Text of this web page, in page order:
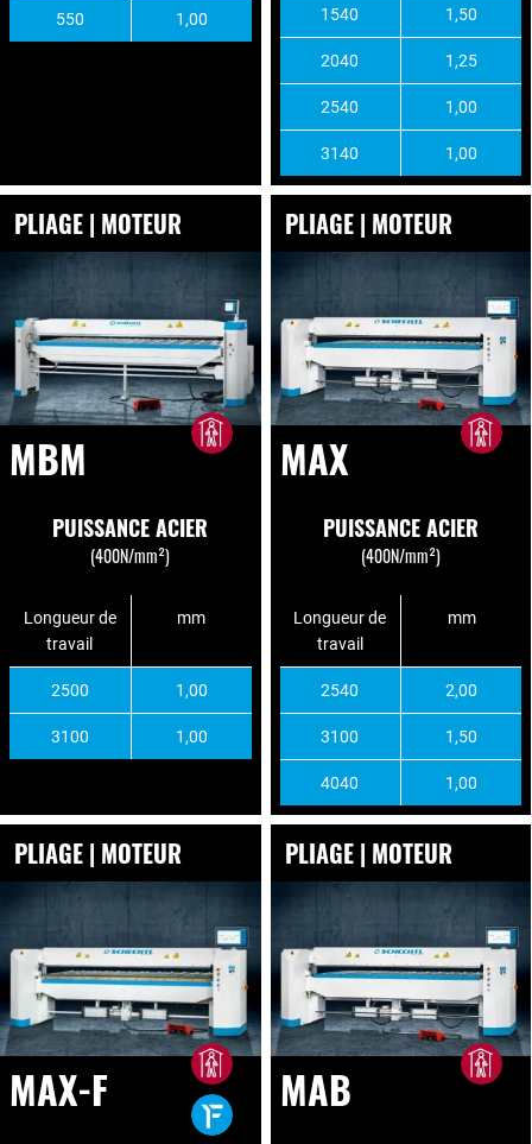
550 1,00 1540 1,50
2040 1,25
2540 1,00
3140 1,00
PLIAGE | MOTEUR
MBM
PUISSANCE ACIER
(400N/mm²)
Longueur de
travail
mm
2500 1,00
3100 1,00
PLIAGE | MOTEUR
MAX
PUISSANCE ACIER
(400N/mm²)
Longueur de
travail
mm
2540 2,00
3100 1,50
4040 1,00
PLIAGE | MOTEUR
MAX-F
PLIAGE | MOTEUR
MAB